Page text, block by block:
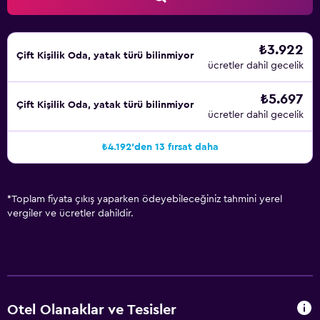
Çift ​Kişilik Oda, yatak türü bilinmiyor ₺3.922
ücretler dahil gecelik
Çift ​Kişilik Oda, yatak türü bilinmiyor ₺5.697
ücretler dahil gecelik
₺4.192'den 13 fırsat daha
*Toplam fiyata çıkış yaparken ödeyebileceğiniz tahmini yerel
vergiler ve ücretler dahildir.
Otel Olanaklar ve Tesisler